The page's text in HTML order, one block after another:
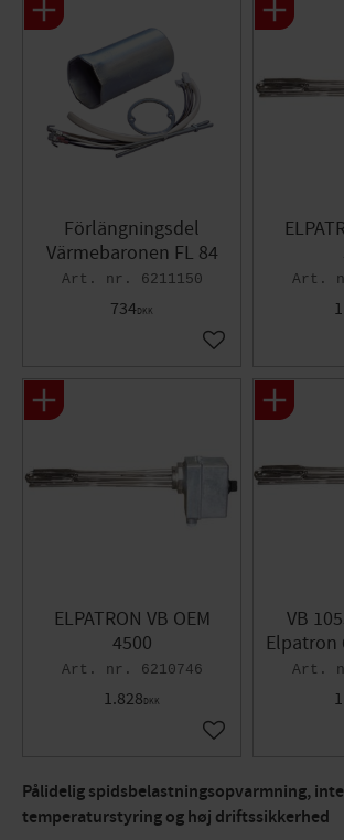
Förlängningsdel
Värmebaronen FL 84
6211150
734DKK
Gem som favorit
ELPATRON VB OEM
4500
6210746
1.828DKK
Gem som favorit
VB
Elpatron
Pålidelig spidsbelastningsopvarmning,
temperaturstyring og høj driftssikkerhed